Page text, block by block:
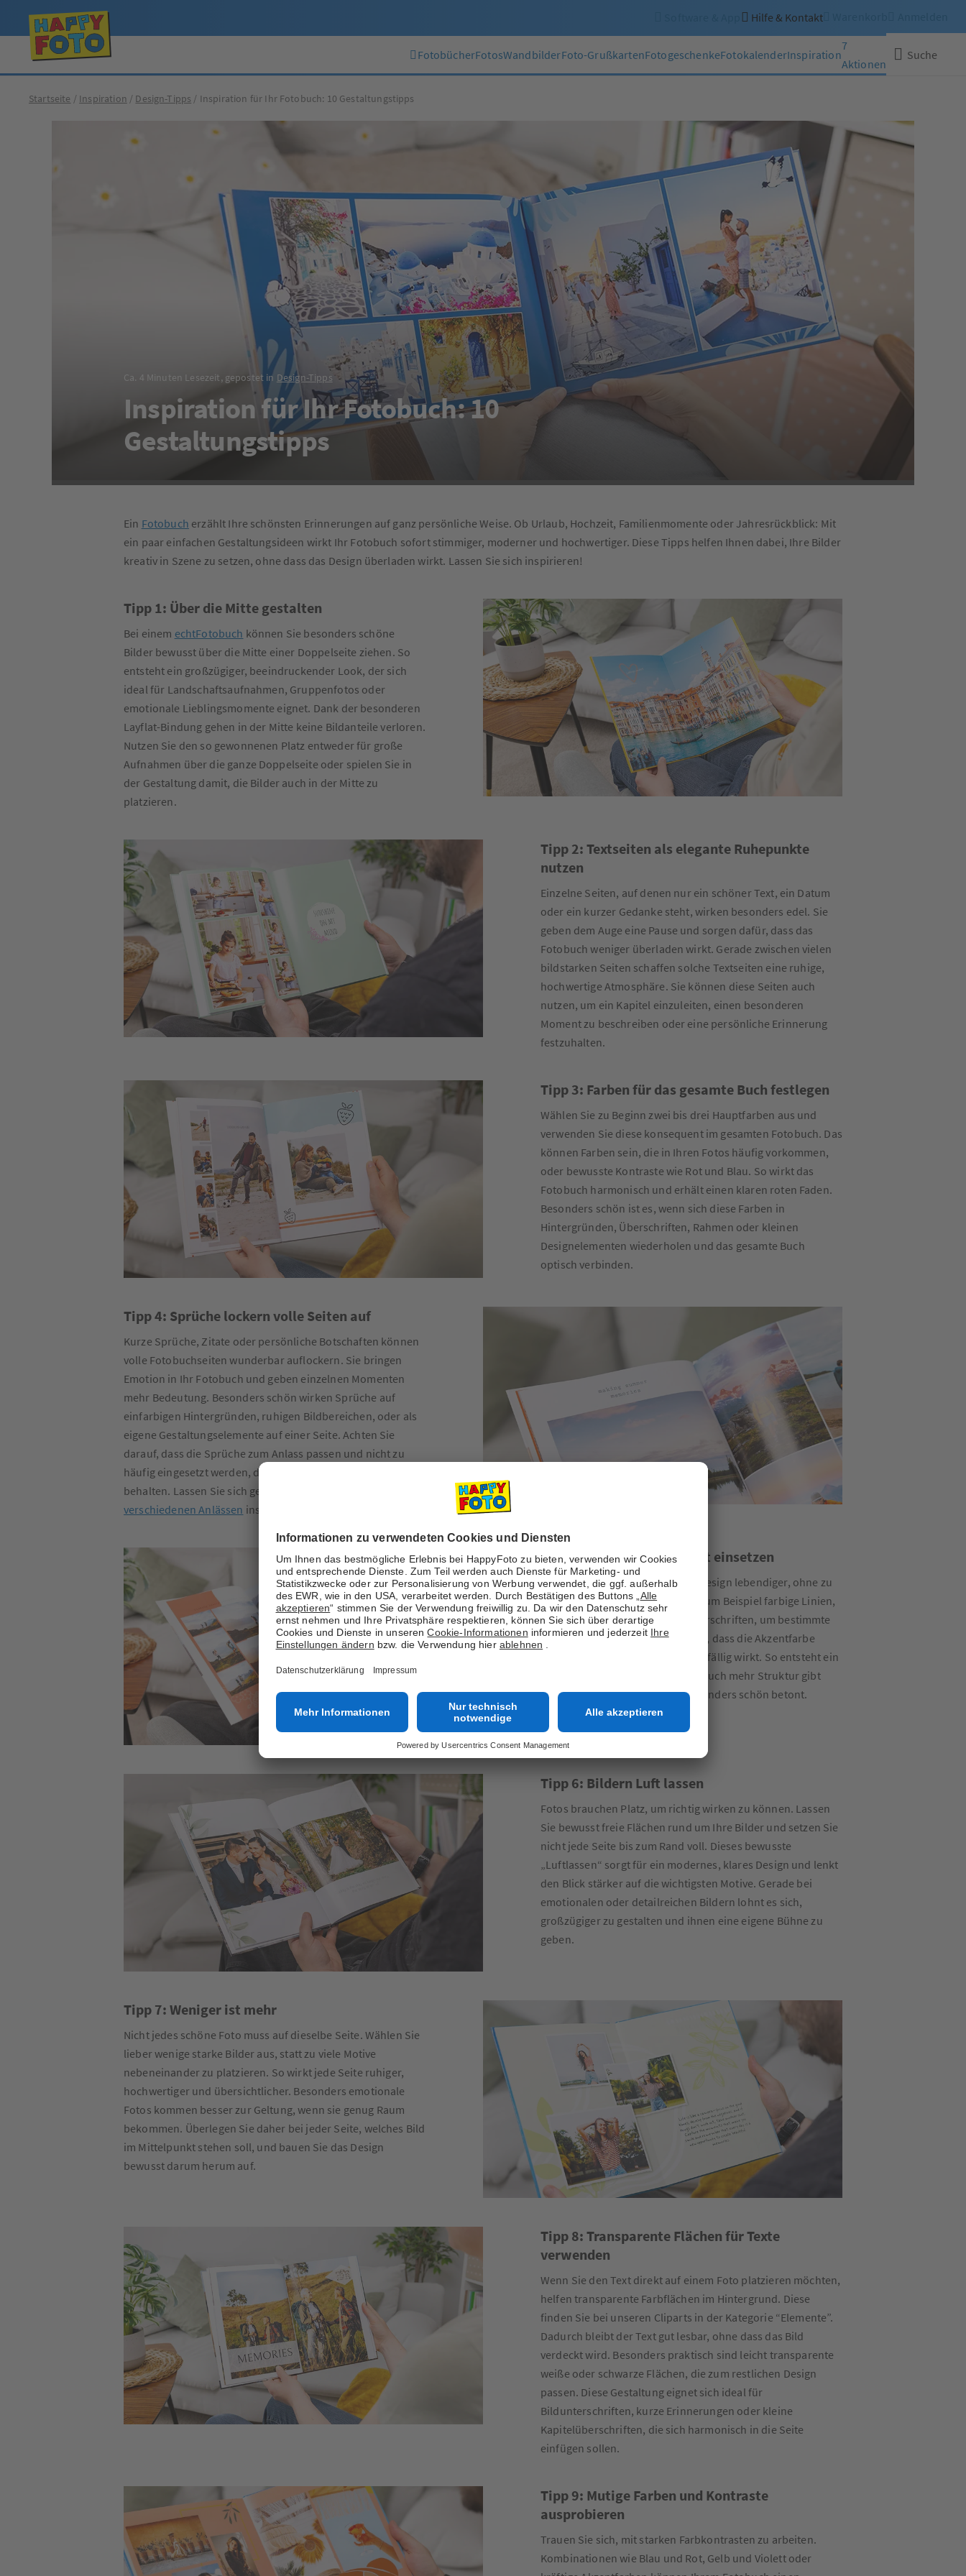
Hilfe & Kontakt
FotobücherFotosWandbilderFoto-GrußkartenFotogeschenkeFotokalenderInspiration
7
Aktionen
Suche
Startseite
Inspiration Design-Tipps Inspiration für Ihr Fotobuch: 10 Gestaltungstipps
Ca. 4 Minuten Lesezeit, gepostet in Design-Tipps
Inspiration für Ihr Fotobuch: 10
Gestaltungstipps
Ein Fotobuch erzählt Ihre schönsten Erinnerungen auf ganz persönliche Weise. Ob Urlaub, Hochzeit, Familienmomente oder Jahresrückblick: Mit
ein paar einfachen Gestaltungsideen wirkt Ihr Fotobuch sofort stimmiger, moderner und hochwertiger. Diese Tipps helfen Ihnen dabei, Ihre Bilder
kreativ in Szene zu setzen, ohne dass das Design überladen wirkt. Lassen Sie sich inspirieren!
Tipp 1: Über die Mitte gestalten
Bei einem echtFotobuch können Sie besonders schöne
Bilder bewusst über die Mitte einer Doppelseite ziehen. So
entsteht ein großzügiger, beeindruckender Look, der sich
ideal für Landschaftsaufnahmen, Gruppenfotos oder
emotionale Lieblingsmomente eignet. Dank der besonderen
Layflat-Bindung gehen in der Mitte keine Bildanteile verloren.
Nutzen Sie den so gewonnenen Platz entweder für große
Aufnahmen über die ganze Doppelseite oder spielen Sie in
der Gestaltung damit, die Bilder auch in der Mitte zu
platzieren.
Tipp 2: Textseiten als elegante Ruhepunkte
nutzen
Einzelne Seiten, auf denen nur ein schöner Text, ein Datum
oder ein kurzer Gedanke steht, wirken besonders edel. Sie
geben dem Auge eine Pause und sorgen dafür, dass das
Fotobuch weniger überladen wirkt. Gerade zwischen vielen
bildstarken Seiten schaffen solche Textseiten eine ruhige,
hochwertige Atmosphäre. Sie können diese Seiten auch
nutzen, um ein Kapitel einzuleiten, einen besonderen
Moment zu beschreiben oder eine persönliche Erinnerung
festzuhalten.
Tipp 3: Farben für das gesamte Buch festlegen
Wählen Sie zu Beginn zwei bis drei Hauptfarben aus und
verwenden Sie diese konsequent im gesamten Fotobuch. Das
können Farben sein, die in Ihren Fotos häufig vorkommen,
oder bewusste Kontraste wie Rot und Blau. So wirkt das
Fotobuch harmonisch und erhält einen klaren roten Faden.
Besonders schön ist es, wenn sich diese Farben in
Hintergründen, Überschriften, Rahmen oder kleinen
Designelementen wiederholen und das gesamte Buch
optisch verbinden.
Tipp 4: Sprüche lockern volle Seiten auf
Kurze Sprüche, Zitate oder persönliche Botschaften können
volle Fotobuchseiten wunderbar auflockern. Sie bringen
Emotion in Ihr Fotobuch und geben einzelnen Momenten
mehr Bedeutung. Besonders schön wirken Sprüche auf
einfarbigen Hintergründen, ruhigen Bildbereichen, oder als
eigene Gestaltungselemente auf einer Seite. Achten Sie
darauf, dass die Sprüche zum Anlass passen und nicht zu
häufig eingesetzt werden, damit sie ihre besondere Wirkung
behalten. Lassen Sie sich gerne von unseren
verschiedenen Anlässen inspirieren!
Tipp 5: Farbakzente gezielt einsetzen
Kleine Farbakzente machen das Design lebendiger, ohne zu
dominant zu wirken. Nutzen Sie zum Beispiel farbige Linien,
Rahmen, kleine Formen oder Überschriften, um bestimmte
Seiten hervorzuheben. Wichtig ist, dass die Akzentfarbe
wiederholt auftaucht und nicht zufällig wirkt. So entsteht ein
einheitlicher Look, der dem Fotobuch mehr Struktur gibt
und einzelne Lieblingsseiten besonders schön betont.
Tipp 6: Bildern Luft lassen
Fotos brauchen Platz, um richtig wirken zu können. Lassen
Sie bewusst freie Flächen rund um Ihre Bilder und setzen Sie
nicht jede Seite bis zum Rand voll. Dieses bewusste
„Luftlassen“ sorgt für ein modernes, klares Design und lenkt
den Blick stärker auf die wichtigsten Motive. Gerade bei
emotionalen oder detailreichen Bildern lohnt es sich,
großzügiger zu gestalten und ihnen eine eigene Bühne zu
geben.
Tipp 7: Weniger ist mehr
Nicht jedes schöne Foto muss auf dieselbe Seite. Wählen Sie
lieber wenige starke Bilder aus, statt zu viele Motive
nebeneinander zu platzieren. So wirkt jede Seite ruhiger,
hochwertiger und übersichtlicher. Besonders emotionale
Fotos kommen besser zur Geltung, wenn sie genug Raum
bekommen. Überlegen Sie daher bei jeder Seite, welches Bild
im Mittelpunkt stehen soll, und bauen Sie das Design
bewusst darum herum auf.
Tipp 8: Transparente Flächen für Texte
verwenden
Wenn Sie den Text direkt auf einem Foto platzieren möchten,
helfen transparente Farbflächen im Hintergrund. Diese
finden Sie bei unseren Cliparts in der Kategorie “Elemente”.
Dadurch bleibt der Text gut lesbar, ohne dass das Bild
verdeckt wird. Besonders praktisch sind leicht transparente
weiße oder schwarze Flächen, die zum restlichen Design
passen. Diese Gestaltung eignet sich ideal für
Bildunterschriften, kurze Erinnerungen oder kleine
Kapitelüberschriften, die sich harmonisch in die Seite
einfügen sollen.
Tipp 9: Mutige Farben und Kontraste
ausprobieren
Trauen Sie sich, mit starken Farbkontrasten zu arbeiten.
Kombinationen wie Blau und Rot, Gelb und Violett oder